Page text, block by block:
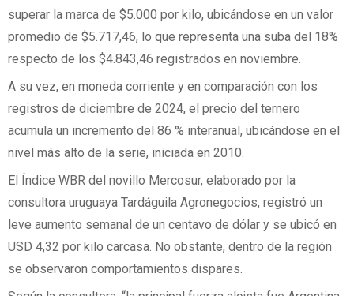
superar la marca de $5.000 por kilo, ubicándose en un valor
promedio de $5.717,46, lo que representa una suba del 18%
respecto de los $4.843,46 registrados en noviembre.
A su vez, en moneda corriente y en comparación con los
registros de diciembre de 2024, el precio del ternero
acumula un incremento del 86 % interanual, ubicándose en el
nivel más alto de la serie, iniciada en 2010.
El Índice WBR del novillo Mercosur, elaborado por la
consultora uruguaya Tardáguila Agronegocios, registró un
leve aumento semanal de un centavo de dólar y se ubicó en
USD 4,32 por kilo carcasa. No obstante, dentro de la región
se observaron comportamientos dispares.